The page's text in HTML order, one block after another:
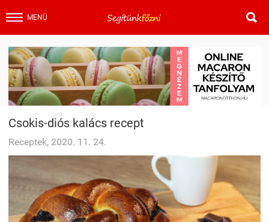
MENÜ 
Csokis-diós kalács recept
Receptek, 2020. 11. 24.